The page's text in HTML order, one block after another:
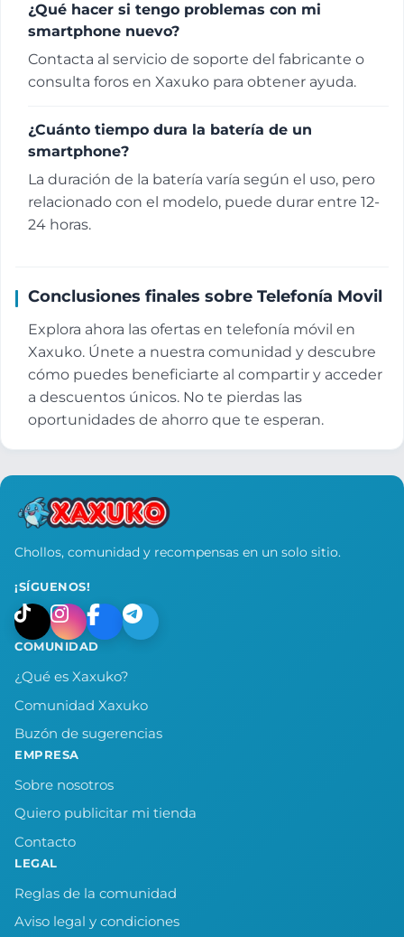
¿Qué hacer si tengo problemas con mi
smartphone nuevo?
Contacta al servicio de soporte del fabricante o
consulta foros en Xaxuko para obtener ayuda.
¿Cuánto tiempo dura la batería de un
smartphone?
La duración de la batería varía según el uso, pero
relacionado con el modelo, puede durar entre 12-
24 horas.
Conclusiones finales sobre Telefonía Movil
Explora ahora las ofertas en telefonía móvil en
Xaxuko. Únete a nuestra comunidad y descubre
cómo puedes beneficiarte al compartir y acceder
a descuentos únicos. No te pierdas las
oportunidades de ahorro que te esperan.
Chollos, comunidad y recompensas en un solo sitio.
¡SÍGUENOS!
COMUNIDAD
¿Qué es Xaxuko?
Comunidad Xaxuko
Buzón de sugerencias
EMPRESA
Sobre nosotros
Quiero publicitar mi tienda
Contacto
LEGAL
Reglas de la comunidad
Aviso legal y condiciones